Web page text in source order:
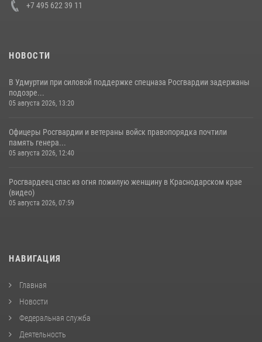
+7 495 622 39 11
НОВОСТИ
В Удмуртии при силовой поддержке спецназа Росгвардии задержаны
подозре...
05 августа 2026, 13:20
Офицеры Росгвардии и ветераны войск правопорядка почтили
память генера...
05 августа 2026, 12:40
Росгвардеец спас из огня пожилую женщину в Краснодарском крае
(видео)
05 августа 2026, 07:59
НАВИГАЦИЯ
Главная
Новости
Федеральная служба
Деятельность